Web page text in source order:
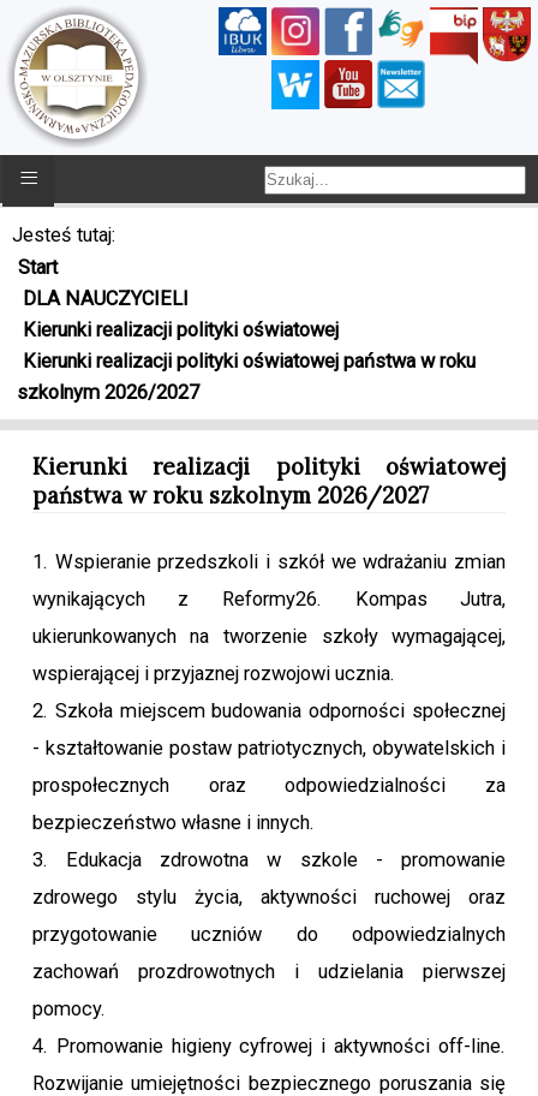
≡
Jesteś tutaj:
Start
DLA NAUCZYCIELI
Kierunki realizacji polityki oświatowej
Kierunki realizacji polityki oświatowej państwa w roku
szkolnym 2026/2027
Kierunki realizacji polityki oświatowej
państwa w roku szkolnym 2026/2027
1. Wspieranie przedszkoli i szkół we wdrażaniu zmian
wynikających z Reformy26. Kompas Jutra,
ukierunkowanych na tworzenie szkoły wymagającej,
wspierającej i przyjaznej rozwojowi ucznia.
2. Szkoła miejscem budowania odporności społecznej
- kształtowanie postaw patriotycznych, obywatelskich i
prospołecznych oraz odpowiedzialności za
bezpieczeństwo własne i innych.
3. Edukacja zdrowotna w szkole - promowanie
zdrowego stylu życia, aktywności ruchowej oraz
przygotowanie uczniów do odpowiedzialnych
zachowań prozdrowotnych i udzielania pierwszej
pomocy.
4. Promowanie higieny cyfrowej i aktywności off-line.
Rozwijanie umiejętności bezpiecznego poruszania się